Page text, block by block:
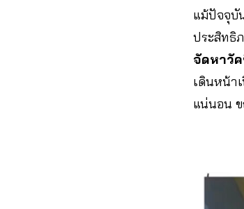
แม้ปัจจุบั
ประสิทธิ
จัดหาวั
เดินหน้า
แน่นอน ข